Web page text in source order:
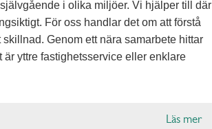
i olika miljöer. Vi hjälper till där
För oss handlar det om att förstå
Genom ett nära samarbete hittar
är yttre fastighetsservice eller enklare
Läs mer